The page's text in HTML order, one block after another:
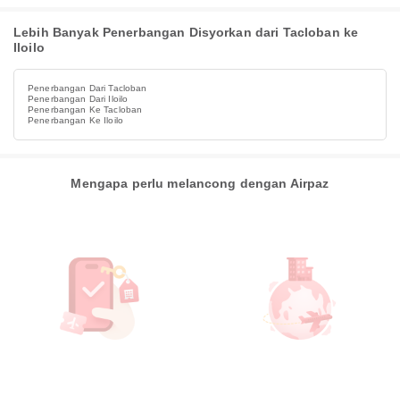
Lebih Banyak Penerbangan Disyorkan dari Tacloban ke
Iloilo
Penerbangan Dari Tacloban
Penerbangan Dari Iloilo
Penerbangan Ke Tacloban
Penerbangan Ke Iloilo
Mengapa perlu melancong dengan Airpaz